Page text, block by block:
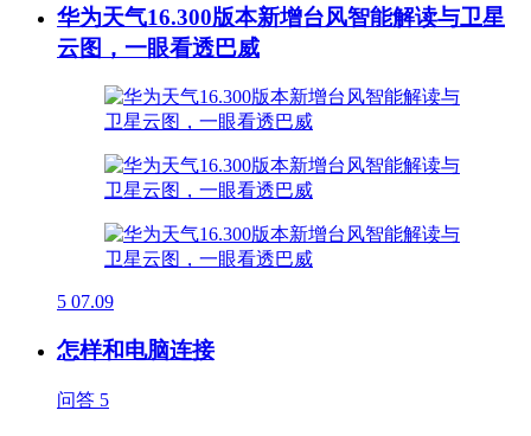
华为天气16.300版本新增台风智能解读与卫星
云图，一眼看透巴威
5 07.09
怎样和电脑连接
问答 5